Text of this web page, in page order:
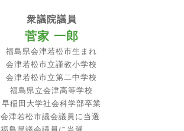
衆議院議員
菅家 一郎
福島県会津若松市生まれ
会津若松市立謹教小学校
会津若松市立第二中学校
福島県立会津高等学校
早稲田大学社会科学部卒業
会津若松市議会議員に当選